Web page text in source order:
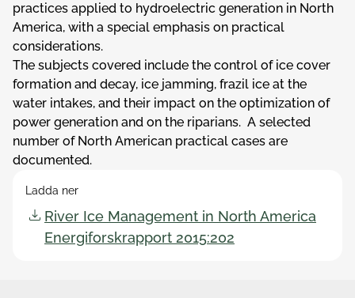
practices applied to hydroelectric generation in North
America, with a special emphasis on practical
considerations.
The subjects covered include the control of ice cover
formation and decay, ice jamming, frazil ice at the
water intakes, and their impact on the optimization of
power generation and on the riparians. A selected
number of North American practical cases are
documented.
Ladda ner
River Ice Management in North America
Energiforskrapport 2015:202